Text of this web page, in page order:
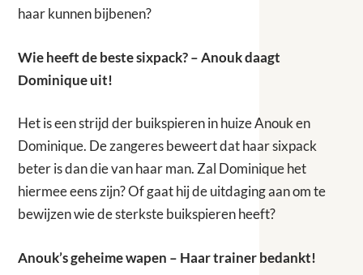
haar kunnen bijbenen?
Wie heeft de beste sixpack? – Anouk daagt
Dominique uit!
Het is een strijd der buikspieren in huize Anouk en
Dominique. De zangeres beweert dat haar sixpack
beter is dan die van haar man. Zal Dominique het
hiermee eens zijn? Of gaat hij de uitdaging aan om te
bewijzen wie de sterkste buikspieren heeft?
Anouk’s geheime wapen – Haar trainer bedankt!